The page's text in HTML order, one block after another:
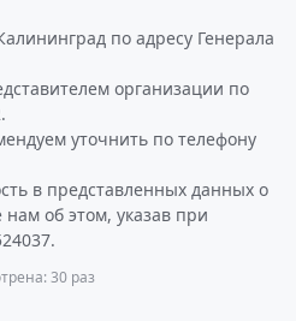
по адресу Генерала
организации по
уточнить по телефону
в представленных данных о
об этом, указав при
30 раз